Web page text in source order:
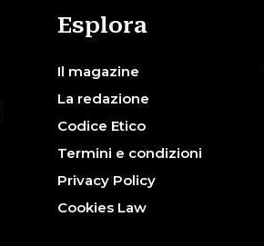
Esplora
Il magazine
La redazione
Codice Etico
Termini e condizioni
Privacy Policy
Cookies Law